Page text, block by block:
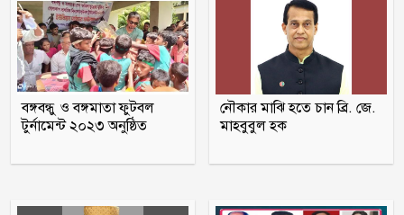
জেরার সময় ১২টা কিন্তু পরীমনি এলেন
আড়াইটায়, সাক্ষ্যগ্রহণ পেছালেন আদালত
জুলাই আন্দোলনে পলককে ইন্টারনেট ‘স্লো’
করার নির্দেশ দেন ওবায়দুল কাদের
বঙ্গবন্ধু ও বঙ্গমাতা ফুটবল
টুর্নামেন্ট ২০২৩ অনুষ্ঠিত
নৌকার মাঝি হতে চান ব্রি. জে.
মাহবুবুল হক